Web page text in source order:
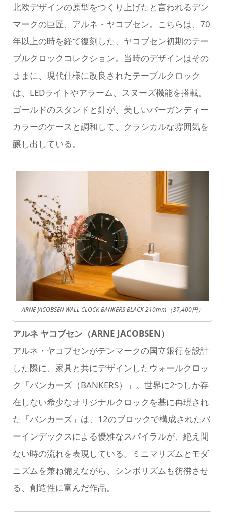
北欧デザインの原型をつくり上げたと言われるデン
マークの巨匠、アルネ・ヤコブセン。こちらは、70
年以上の時を経て復刻した、ヤコブセン初期のテー
ブルクロックコレクション。当時のデザインはその
ままに、現代仕様に改良されたテーブルクロック
は、LEDライトやアラーム、スヌーズ機能を搭載。
ゴールドのスタンドと針が、美しいバーガンディー
カラーのケースと調和して、クラシカルな雰囲気を
醸し出している。
ARNE JACOBSEN WALL CLOCK BANKERS BLACK 210mm（37,400円）
アルネ ヤコブセン（ARNE JACOBSEN）
アルネ・ヤコブセンがデンマークの国立銀行を設計
した際に、家具と共にデザインしたウォールクロッ
ク「バンカーズ（BANKERS）」。世界に2つしか存
在しない希少なオリジナルクロックを基に再現され
た「バンカーズ」は、12のブロックで構成されたバ
ーインデックスによる優雅なスパイラルが、絶え間
ない時の流れを表現している。ミニマリズムとモダ
ニズムを兼ね備えながら、シンボリズムも彷彿させ
る、創造性に富んだ作品。